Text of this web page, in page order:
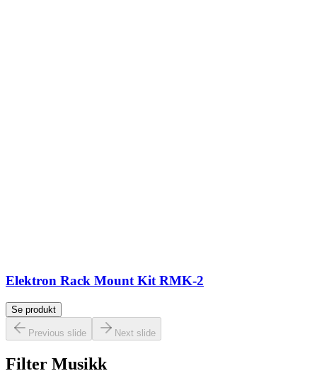
Elektron Rack Mount Kit RMK-2
Se produkt
Previous slide Next slide
Filter Musikk